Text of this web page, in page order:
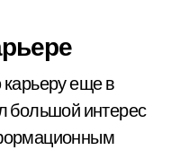
еще в
большой интерес